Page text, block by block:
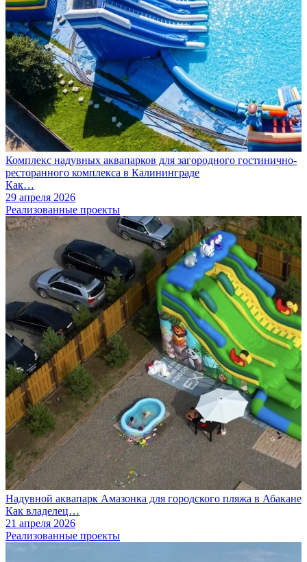
Комплекс надувных аквапарков для загородного гостинично-
ресторанного комплекса в Калининграде
Как…
29 апреля 2026
Реализованные проекты
Надувной аквапарк Амазонка для городского пляжа в Абакане
Как владелец…
21 апреля 2026
Реализованные проекты